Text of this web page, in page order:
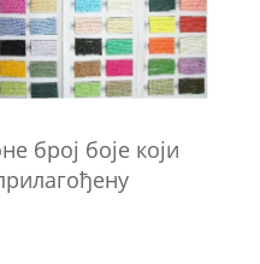
број боје који